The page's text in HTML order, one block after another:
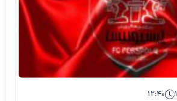
۱۲:۴۰